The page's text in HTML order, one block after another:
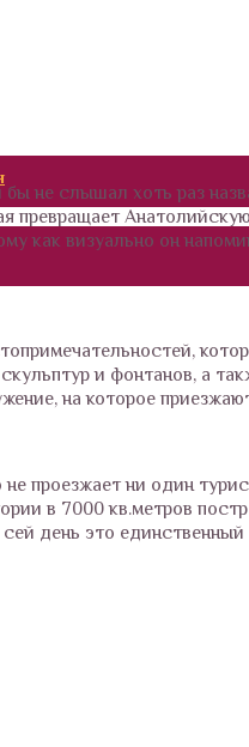
не слышал хоть раз
превращает
как визуально он
и фонтанов, а
на которое
проезжает ни один
в 7000 кв.метров
день это